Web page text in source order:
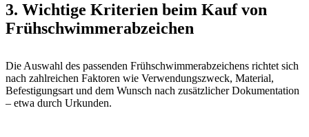
3. Wichtige Kriterien beim Kauf von
Frühschwimmerabzeichen
Die Auswahl des passenden Frühschwimmerabzeichens richtet sich
nach zahlreichen Faktoren wie Verwendungszweck, Material,
Befestigungsart und dem Wunsch nach zusätzlicher Dokumentation
– etwa durch Urkunden.